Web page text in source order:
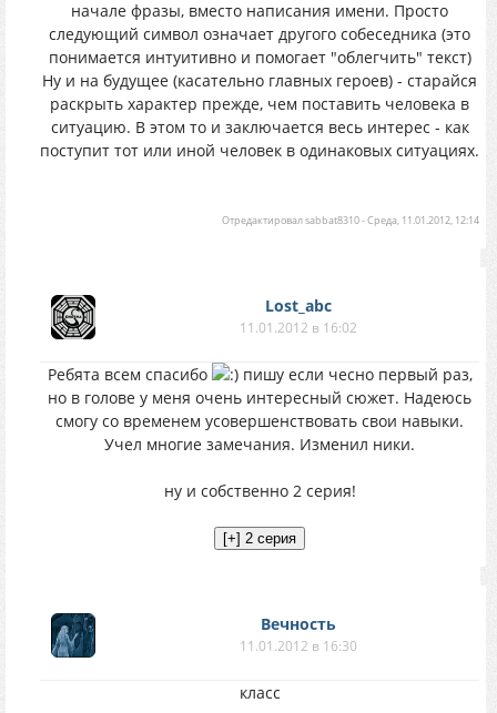
начале фразы, вместо написания имени. Просто
следующий символ означает другого собеседника (это
понимается интуитивно и помогает "облегчить" текст)
Ну и на будущее (касательно главных героев) - старайся
раскрыть характер прежде, чем поставить человека в
ситуацию. В этом то и заключается весь интерес - как
поступит тот или иной человек в одинаковых ситуациях.
Отредактировалsabbat8310-Среда, 11.01.2012, 12:14
Lost_abc
11.01.2012 в 16:02
Ребята всем спасибо
пишу если чесно первый раз,
но в голове у меня очень интересный сюжет. Надеюсь
смогу со временем усовершенствовать свои навыки.
Учел многие замечания. Изменил ники.
ну и собственно 2 серия!
Вечность
11.01.2012 в 16:30
класс